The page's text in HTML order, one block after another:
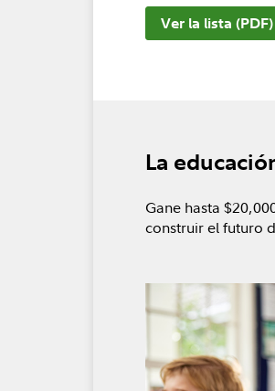
Ver la lista (PDF)
La
Gane hasta
construir el futuro